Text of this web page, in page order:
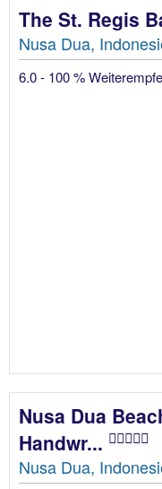
The St. Regis
Nusa Dua,
6.0 - 100 %
Nusa Dua
Handwr...
Nusa Dua,